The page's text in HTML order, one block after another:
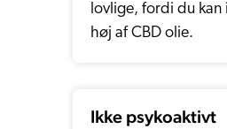
lovlige, fordi du kan
høj af CBD olie.
Ikke psykoaktivt